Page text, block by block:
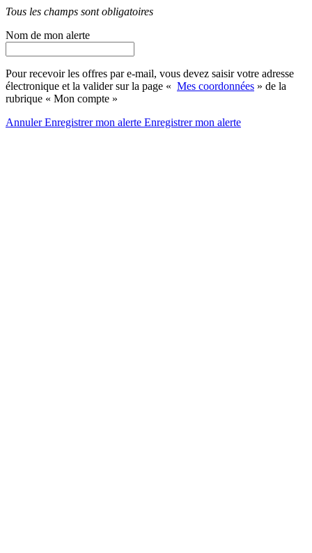
Tous les champs sont obligatoires
Nom de mon alerte
Pour recevoir les offres par e-mail, vous devez saisir votre adresse
électronique et la valider sur la page « Mes coordonnées » de la
rubrique « Mon compte »
AnnulerEnregistrer mon alerte Enregistrermon alerte